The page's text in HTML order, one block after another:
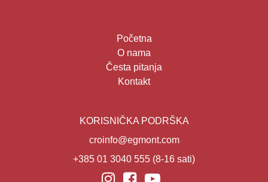
Početna
O nama
Česta pitanja
Kontakt
KORISNIČKA PODRŠKA
croinfo@egmont.com
+385 01 3040 555 (8-16 sati)